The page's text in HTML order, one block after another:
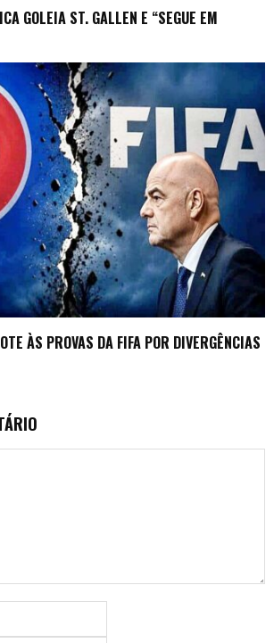
GOLEIA ST. GALLEN E “SEGUE EM
ÀS PROVAS DA FIFA POR DIVERGÊNCIAS